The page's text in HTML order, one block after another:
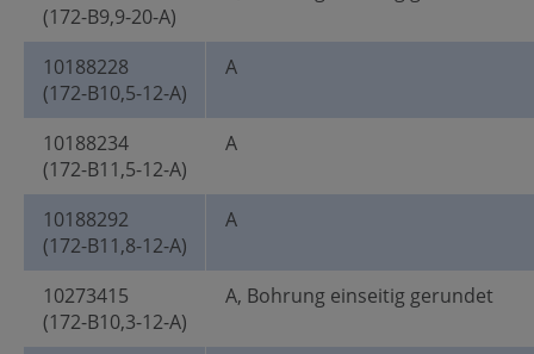
(172-B9,9-20-A)
10188228
(172-B10,5-12-A)
A
10188234
(172-B11,5-12-A)
A
10188292
(172-B11,8-12-A)
A
10273415
(172-B10,3-12-A)
A, Bohrung einseitig gerundet